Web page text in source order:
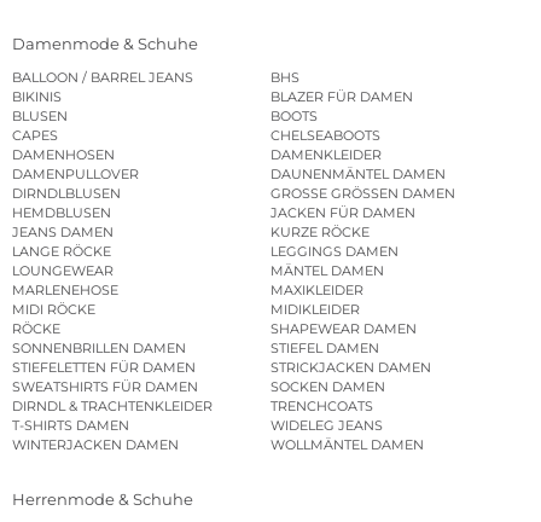
Damenmode & Schuhe
BALLOON / BARREL JEANS
BHS
BIKINIS
BLAZER FÜR DAMEN
BLUSEN
BOOTS
CAPES
CHELSEABOOTS
DAMENHOSEN
DAMENKLEIDER
DAMENPULLOVER
DAUNENMÄNTEL DAMEN
DIRNDLBLUSEN
GROSSE GRÖSSEN DAMEN
HEMDBLUSEN
JACKEN FÜR DAMEN
JEANS DAMEN
KURZE RÖCKE
LANGE RÖCKE
LEGGINGS DAMEN
LOUNGEWEAR
MÄNTEL DAMEN
MARLENEHOSE
MAXIKLEIDER
MIDI RÖCKE
MIDIKLEIDER
RÖCKE
SHAPEWEAR DAMEN
SONNENBRILLEN DAMEN
STIEFEL DAMEN
STIEFELETTEN FÜR DAMEN
STRICKJACKEN DAMEN
SWEATSHIRTS FÜR DAMEN
SOCKEN DAMEN
DIRNDL & TRACHTENKLEIDER
TRENCHCOATS
T-SHIRTS DAMEN
WIDELEG JEANS
WINTERJACKEN DAMEN
WOLLMÄNTEL DAMEN
Herrenmode & Schuhe